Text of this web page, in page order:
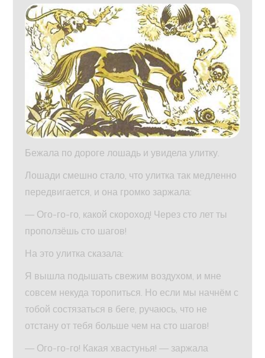
Бежала по дороге лошадь и увидела улитку.
Лошади смешно стало, что улитка так медленно
передвигается, и она громко заржала:
— Ого-го-го, какой скороход! Через сто лет ты
проползёшь сто шагов!
На это улитка сказала:
Я вышла подышать свежим воздухом, и мне
совсем некуда торопиться. Но если мы начнём с
тобой состязаться в беге, ручаюсь, что не
отстану от тебя больше чем на сто шагов!
— Ого-го-го! Какая хвастунья! — заржала